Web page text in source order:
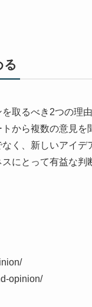
る
取るべき2つの理
から複数の意見
く、新しいアイ
にとって有益な
opinion/